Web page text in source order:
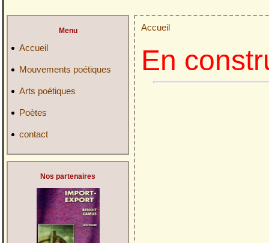
Menu
Accueil
Mouvements poétiques
Arts poétiques
Poètes
contact
Nos partenaires
Accueil
En